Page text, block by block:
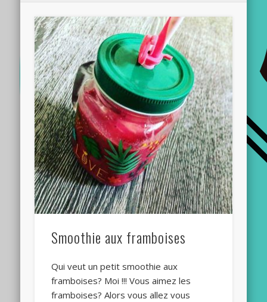
Smoothie aux framboises
Qui veut un petit smoothie aux
framboises? Moi !!! Vous aimez les
framboises? Alors vous allez vous